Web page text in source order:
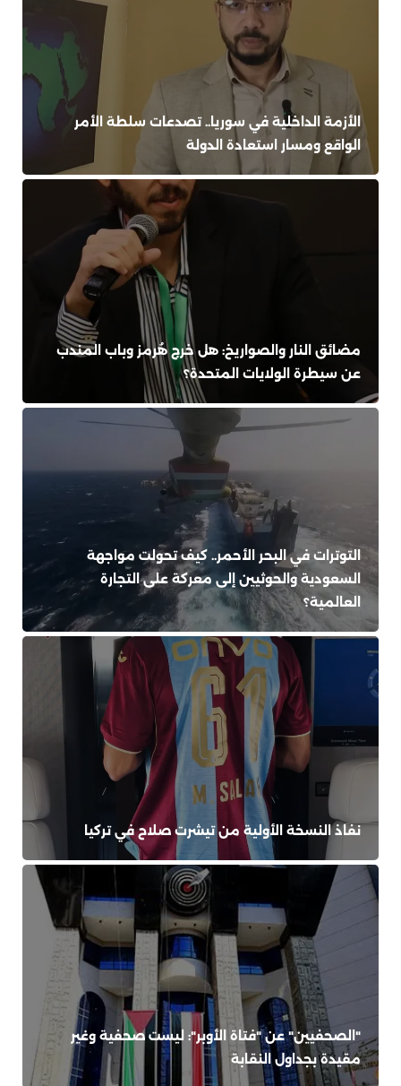
الأزمة الداخلية في سوريا.. تصدعات سلطة الأمر
الواقع ومسار استعادة الدولة
مضائق النار والصواريخ: هل خرج هُرمز وباب المندب
عن سيطرة الولايات المتحدة؟
التوترات في البحر الأحمر.. كيف تحولت مواجهة
السعودية والحوثيين إلى معركة على التجارة
العالمية؟
نفاذ النسخة الأولية من تيشرت صلاح في تركيا
"الصحفيين" عن "فتاة الأوبر": ليست صحفية وغير
مقيدة بجداول النقابة